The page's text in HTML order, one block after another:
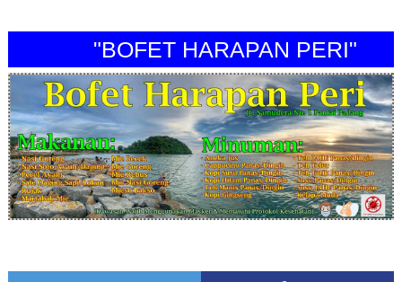
"BOFET HARAPAN PERI"